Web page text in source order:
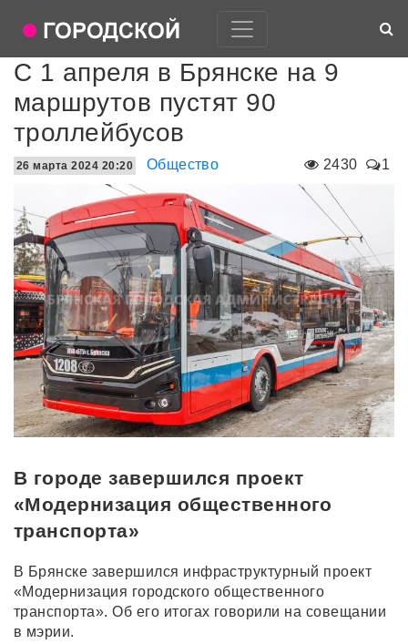
С 1 апреля в Брянске на 9
маршрутов пустят 90
троллейбусов
2430 1
26 марта 2024 20:20 Общество
В городе завершился проект
«Модернизация общественного
транспорта»
В Брянске завершился инфраструктурный проект
«Модернизация городского общественного
транспорта». Об его итогах говорили на совещании
в мэрии.